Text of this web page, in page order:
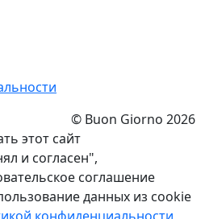
© Buon Giorno 2026
этот сайт
и согласен",
соглашение
данных из cookie